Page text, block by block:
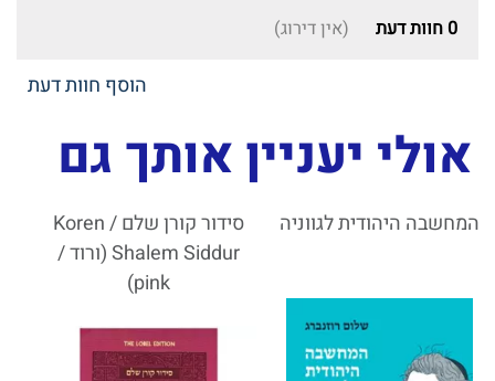
0 חוות דעת (אין דירוג)
הוסף חוות דעת
אולי יעניין אותך גם
המחשבה היהודית לגווניה
סידור קורן שלם / Koren
Shalem Siddur (ורוד /
pink)